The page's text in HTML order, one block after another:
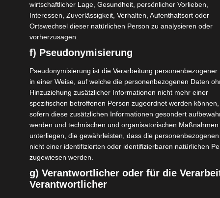
Schreine. Und, um es nicht zu vergessen: Lehnen Sie
sich zurück bei einer Fahrt mit einem Shikara-Boot
über den Dal Lake! In Sonamarg erwartet Sie neben
Wanderung oder ein Ponyritt zum Thajwas
Gletscher. Gulmarg lädt zu einer Wanderung in
Indiens Himalaya oder einer Gondelfahrt über zwei
Stationen bis hin auf knapp 4000 m ü. M. ein. Auch
hier sind Ponyritte u.ä. durch die Natur möglich. Der
Weg nach Pahalgam ist wiederum im letzten Drittel
aufgrund des Ausblicks ein Genuss. Beetab Valley
Bollywood-Filmen bekannt. Aru-Valley ist das
wirtschaftlicher Lage, Gesundheit, persönlicher Vorlieben,
Interessen, Zuverlässigkeit, Verhalten, Aufenthaltsort oder
Ortswechsel dieser natürlichen Person zu analysieren oder
vorherzusagen.
f) Pseudonymisierung
Pseudonymisierung ist die Verarbeitung personenbezogener
in einer Weise, auf welche die personenbezogenen Daten
Hinzuziehung zusätzlicher Informationen nicht mehr einer
spezifischen betroffenen Person zugeordnet werden können,
sofern diese zusätzlichen Informationen gesondert
werden und technischen und organisatorischen Maßnahmen
unterliegen, die gewährleisten, dass die
nicht einer identifizierten oder identifizierbaren natürlichen
zugewiesen werden.
g) Verantwortlicher oder für die
Verantwortlicher